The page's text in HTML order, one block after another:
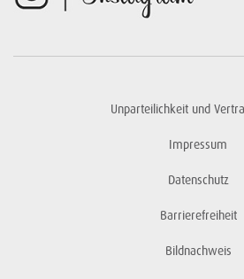
Unparteilichkeit und
Impressum
Datenschutz
Barrierefreiheit
Bildnachweis